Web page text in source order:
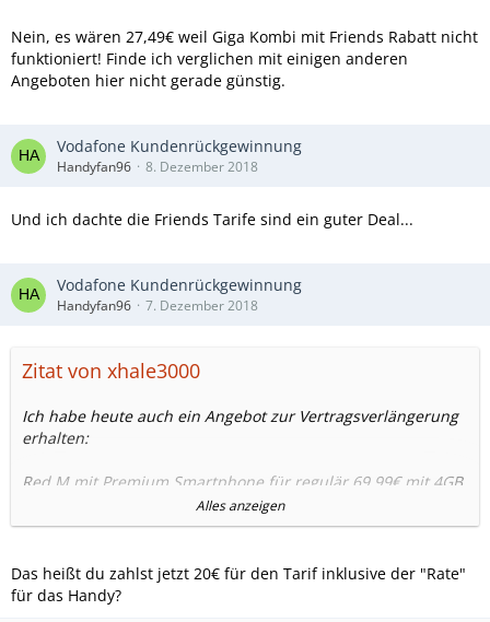
Wenn ich jetzt noch einen DSL Rabatt abschließe (ist
geplant) wären es 17,49 Euro pro Monat für 26GB.
Nein, es wären 27,49€ weil Giga Kombi mit Friends Rabatt nicht
funktioniert! Finde ich verglichen mit einigen anderen
Angeboten hier nicht gerade günstig.
Vodafone Kundenrückgewinnung
Handyfan96 8. Dezember 2018
Und ich dachte die Friends Tarife sind ein guter Deal...
Vodafone Kundenrückgewinnung
Handyfan96 7. Dezember 2018
Zitat von xhale3000
Ich habe heute auch ein Angebot zur Vertragsverlängerung
erhalten:
Red M mit Premium Smartphone für regulär 69,99€ mit 4GB.
Folgende Rabatte habe ich derzeit und konnte sie
mitnehmen:
-10€ GigaKombi
-30€ Rabatt auf Basispreis
Alles anzeigen
Das heißt du zahlst jetzt 20€ für den Tarif inklusive der "Rate"
für das Handy?